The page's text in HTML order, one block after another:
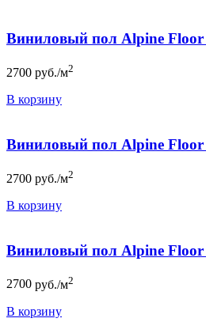
Виниловый пол Alpine Floor
2700 руб./м2
В корзину
Виниловый пол Alpine Floor
2700 руб./м2
В корзину
Виниловый пол Alpine
2700 руб./м2
В корзину